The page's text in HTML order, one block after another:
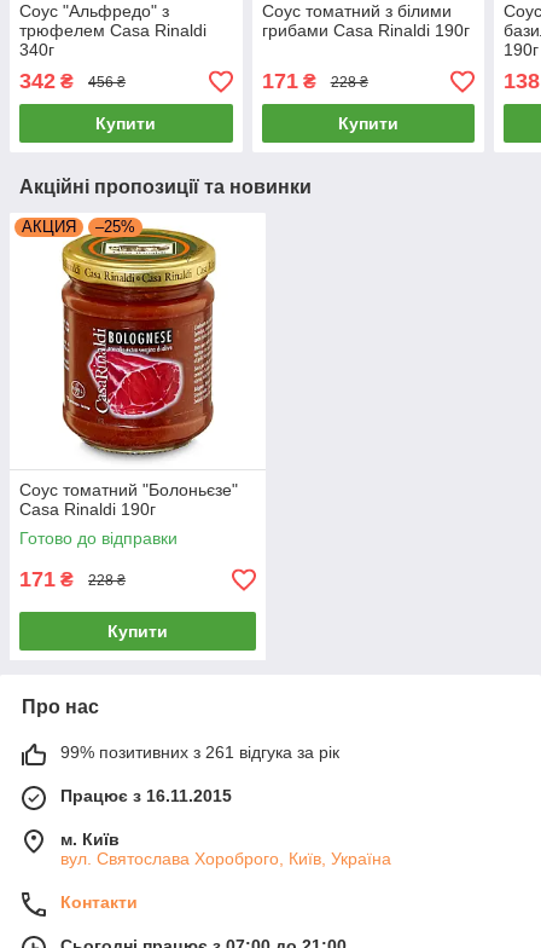
Соус "Альфредо" з
трюфелем Casa Rinaldi
340г
342 ₴ 456 ₴
Купити
Соус томатний з білими
грибами Casa Rinaldi 190г
171₴ 228 ₴
Купити
190г
138
Акційні пропозиції та новинки
АКЦИЯ –25%
Соус томатний "Болоньєзе"
Casa Rinaldi 190г
Готово до відправки
171 ₴ 228 ₴
Купити
Про нас
99% позитивних з 261 відгука за рік
Працює з 16.11.2015
м. Київ
вул. Святослава Хороброго, Київ, Україна
Контакти